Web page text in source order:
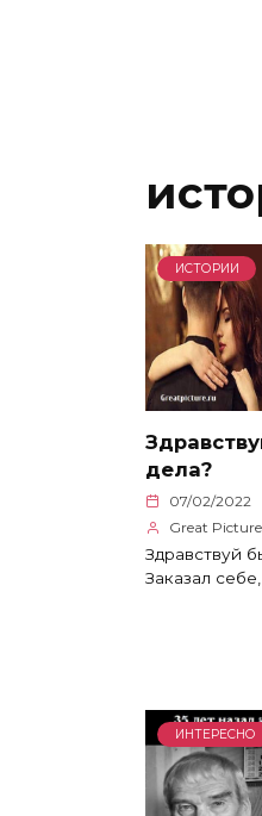
ИСТОРИИ
дела?
07/02/2022
Great Picture
Здравствуй
Заказал
ИНТЕРЕСНО